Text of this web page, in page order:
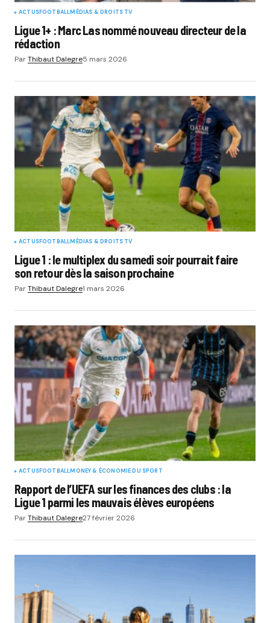
ACTUSFOOTBALLMÉDIAS & DROITS TV
Ligue 1+ : Marc Las nommé nouveau directeur de la
rédaction
ParThibaut Dalegre5 mars 2026
ACTUSFOOTBALLMÉDIAS & DROITS TV
Ligue 1 : le multiplex du samedi soir pourrait faire
son retour dès la saison prochaine
ParThibaut Dalegre1 mars 2026
ACTUSFOOTBALLMONEY & ÉCONOMIE DU SPORT
Rapport de l’UEFA sur les finances des clubs : la
Ligue 1 parmi les mauvais élèves européens
ParThibaut Dalegre27 février 2026